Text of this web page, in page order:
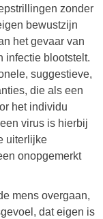
zonder
bewustzijn
het gevaar van
infectie blootstelt.
suggestieve,
die als een
het individu
virus is hierbij
uiterlijke
onopgemerkt
mens overgaan,
dat eigen is